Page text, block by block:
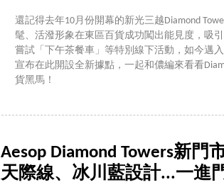
還記得去年10月份開幕的新光三越Diamond
髦、活潑形象在東區百貨成功闖出能見度，吸
嘗試「下午茶餐車」等特別線下活動，如今邁入
宣布在此開設全新據點，一起和儂編來看看
貨黑馬！
Aesop Diamond Towers新門
天際線、冰川藍設計...一進